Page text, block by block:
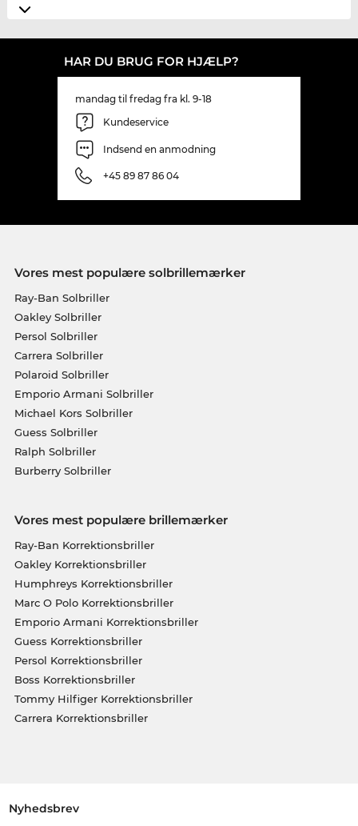
HAR DU BRUG FOR HJÆLP?
mandag til fredag fra kl. 9-18
Kundeservice
Indsend en anmodning
+45 89 87 86 04
Vores mest populære solbrillemærker
Ray-Ban Solbriller
Oakley Solbriller
Persol Solbriller
Carrera Solbriller
Polaroid Solbriller
Emporio Armani Solbriller
Michael Kors Solbriller
Guess Solbriller
Ralph Solbriller
Burberry Solbriller
Vores mest populære brillemærker
Ray-Ban Korrektionsbriller
Oakley Korrektionsbriller
Humphreys Korrektionsbriller
Marc O Polo Korrektionsbriller
Emporio Armani Korrektionsbriller
Guess Korrektionsbriller
Persol Korrektionsbriller
Boss Korrektionsbriller
Tommy Hilfiger Korrektionsbriller
Carrera Korrektionsbriller
Nyhedsbrev